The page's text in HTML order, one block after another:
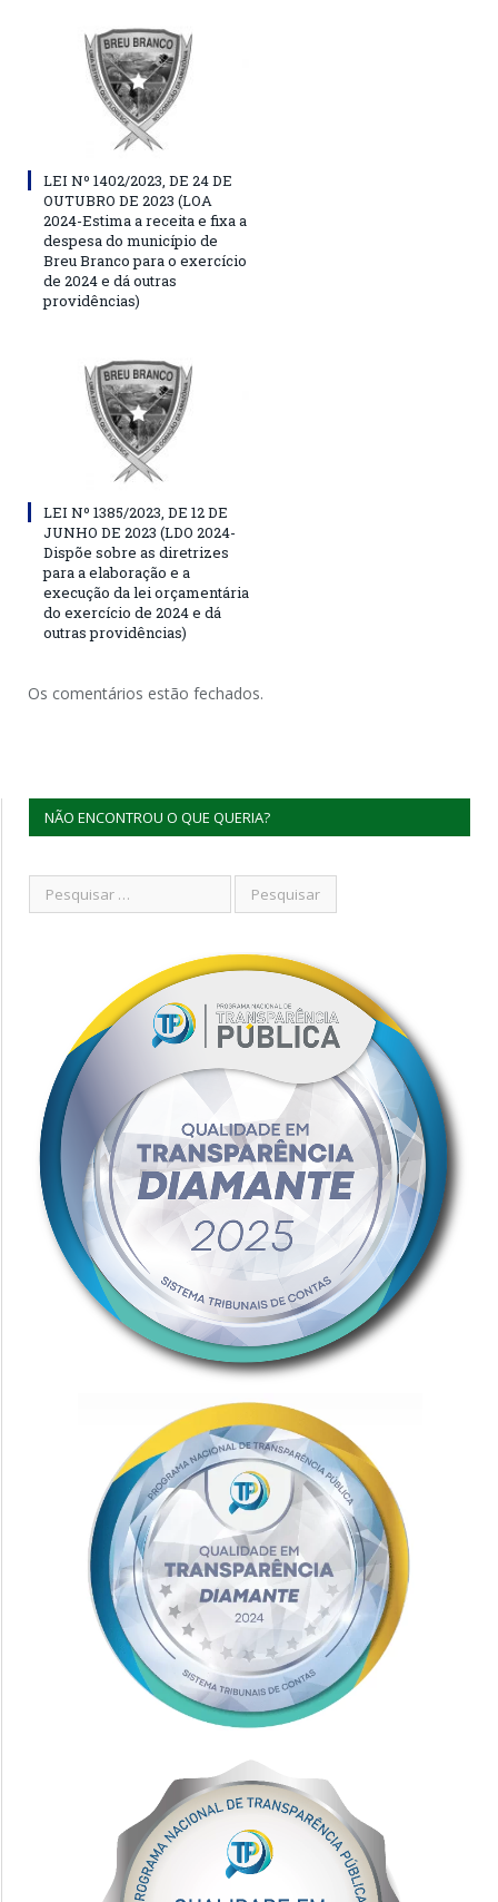
LEI Nº 1402/2023, DE 24 DE
OUTUBRO DE 2023 (LOA
2024-Estima a receita e fixa a
despesa do município de
Breu Branco para o exercício
de 2024 e dá outras
providências)
LEI Nº 1385/2023, DE 12 DE
JUNHO DE 2023 (LDO 2024-
Dispõe sobre as diretrizes
para a elaboração e a
execução da lei orçamentária
do exercício de 2024 e dá
outras providências)
Os comentários estão fechados.
NÃO ENCONTROU O QUE QUERIA?